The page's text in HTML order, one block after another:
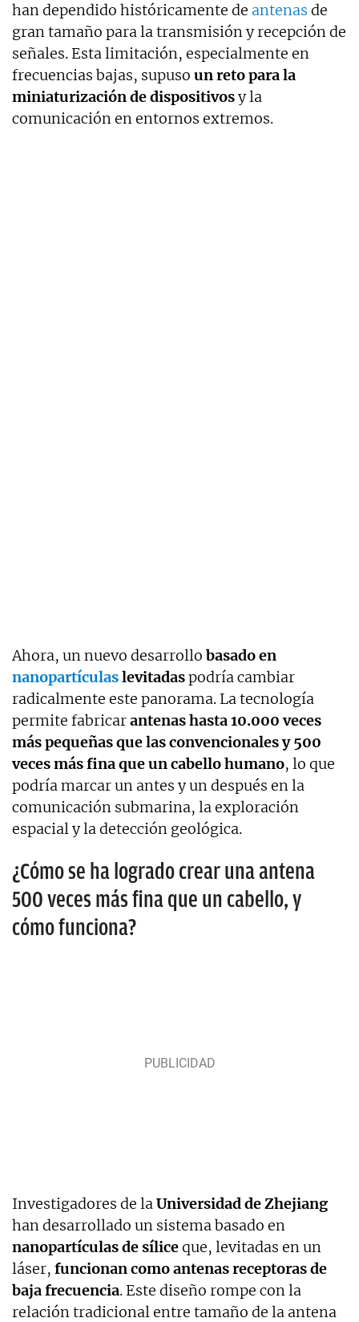
han dependido históricamente de antenas de
gran tamaño para la transmisión y recepción de
señales. Esta limitación, especialmente en
frecuencias bajas, supuso un reto para la
miniaturización de dispositivosy la
comunicación en entornos extremos.
Ahora, un nuevo desarrollo basado en
nanopartículaslevitadaspodría cambiar
radicalmente este panorama. La tecnología
permite fabricarantenas hasta 10.000 veces
más pequeñas que las convencionales y 500
veces más fina que un cabello humano, lo que
podría marcar un antes y un después en la
comunicación submarina, la exploración
espacial y la detección geológica.
¿Cómo se ha logrado crear una antena
500 veces más fina que un cabello, y
cómo funciona?
Investigadores de laUniversidad de Zhejiang
han desarrollado un sistema basado en
nanopartículas de síliceque, levitadas en un
láser, funcionan como antenas receptoras de
baja frecuencia. Este diseño rompe con la
relación tradicional entre tamaño de la antena